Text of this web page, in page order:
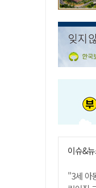
이슈&
"3세 아